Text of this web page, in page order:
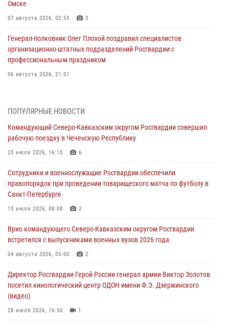
Омске
07 августа 2026, 02:53 3
Генерал-полковник Олег Плохой поздравил специалистов
организационно-штатных подразделений Росгвардии с
профессиональным праздником
06 августа 2026, 21:01
Росгвардии (видео)
06 августа 2026, 14:47 10 1
В Брянске сотрудники и военнослужащие Росгвардии почтили
06 августа 2026, 14:36 2
В кинологическом центре Уральского округа Росгвардии почтили
память товарищей, погибших при исполнении воинского долга
В Центральном округе Росгвардии прошли мероприятия к
108‑летию генерала армии И.К. Яковлева
Росгвардейцы задержали мужчину, открывшего стрельбу в
Подмосковье (видео)
06 августа 2026, 12:35
ПОПУЛЯРНЫЕ НОВОСТИ
Командующий Северо-Кавказским округом Росгвардии совершил
рабочую поездку в Чеченскую Республику
23 июля 2026, 16:10 6
Сотрудники и военнослужащие Росгвардии обеспечили
правопорядок при проведении товарищеского матча по футболу в
Санкт-Петербурге
13 июля 2026, 08:08 2
Врио командующего Северо-Кавказским округом Росгвардии
встретился с выпускниками военных вузов 2026 года
04 августа 2026, 05:00 2
Директор Росгвардии Герой России генерал армии Виктор Золотов
посетил кинологический центр ОДОН имени Ф.Э. Дзержинского
(видео)
28 июля 2026, 16:50 1